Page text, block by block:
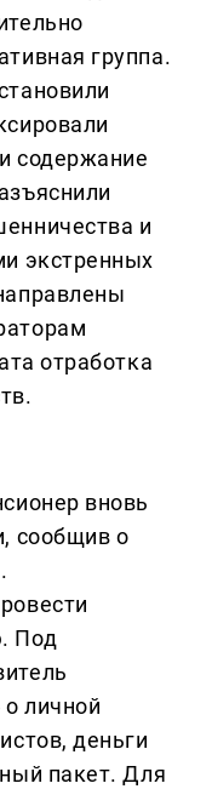
группа.
содержание
и
экстренных
отработка
вновь
сообщив о
Под
о личной
деньги
пакет. Для